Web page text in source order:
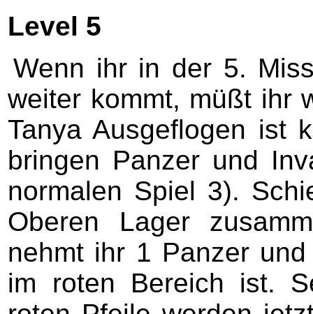
Level 5
Wenn ihr in der 5.
weiter kommt, müßt ihr
Tanya Ausgeflogen ist
bringen Panzer und
normalen Spiel 3).
Oberen Lager
nehmt ihr 1 Panzer
im roten Bereich ist.